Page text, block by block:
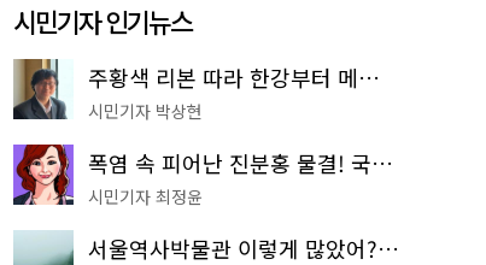
시민기자 인기뉴스
주황색 리본 따라 한강부터 메타세쿼이아 숲길까지…서울둘레길 15코스
시민기자 박상현
폭염 속 피어난 진분홍 물결! 국립중앙박물관 배롱나무 명소
시민기자 최정윤
서울역사박물관 이렇게 많았어? 주말마다 한 곳씩 떠나는 역사 산책